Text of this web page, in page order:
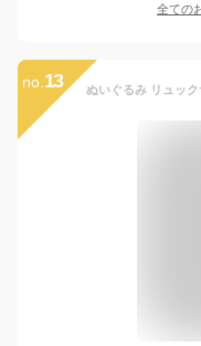
全ての
no. 13